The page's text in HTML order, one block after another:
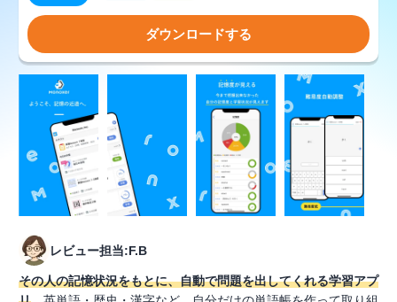
ダウンロードする
レビュー担当:F.B
その人の記憶状況をもとに、自動で問題を出してくれる学習アプ